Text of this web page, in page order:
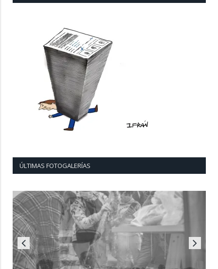
ÚLTIMAS FOTOGALERÍAS